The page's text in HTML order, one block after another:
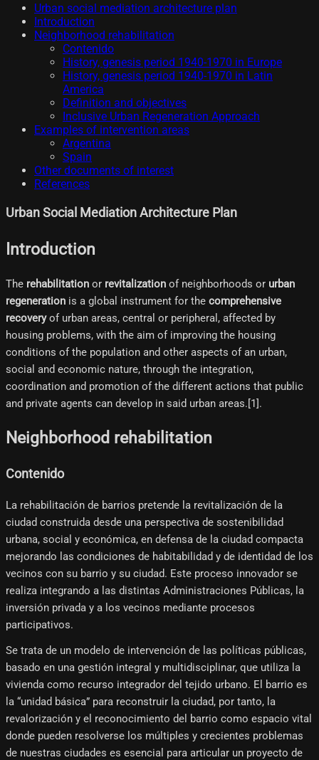
Urban social mediation architecture plan
Introduction
Neighborhood rehabilitation
Contenido
History, genesis period 1940-1970 in Europe
History, genesis period 1940-1970 in Latin
America
Definition and objectives
Inclusive Urban Regeneration Approach
Examples of intervention areas
Argentina
Spain
Other documents of interest
References
Urban Social Mediation Architecture Plan
Introduction
The rehabilitation or revitalization of neighborhoods or urban
regeneration is a global instrument for the comprehensive
recoveryof urban areas, central or peripheral, affected by
housing problems, with the aim of improving the housing
conditions of the population and other aspects of an urban,
social and economic nature, through the integration,
coordination and promotion of the different actions that public
and private agents can develop in said urban areas.[1]​.
Neighborhood rehabilitation
Contenido
La rehabilitación de barrios pretende la revitalización de la
ciudad construida desde una perspectiva de sostenibilidad
urbana, social y económica, en defensa de la ciudad compacta
mejorando las condiciones de habitabilidad y de identidad de los
vecinos con su barrio y su ciudad. Este proceso innovador se
realiza integrando a las distintas Administraciones Públicas, la
inversión privada y a los vecinos mediante procesos
participativos.
Se trata de un modelo de intervención de las políticas públicas,
basado en una gestión integral y multidisciplinar, que utiliza la
vivienda como recurso integrador del tejido urbano. El barrio es
la “unidad básica” para reconstruir la ciudad, por tanto, la
revalorización y el reconocimiento del barrio como espacio vital
donde pueden resolverse los múltiples y crecientes problemas
de nuestras ciudades es esencial para articular un proyecto de